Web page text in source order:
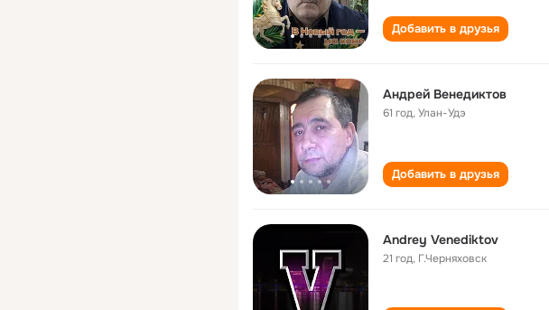
Добавить в друзья
Андрей Венедиктов
61 год,Улан-Удэ
Добавить в друзья
Andrey Venediktov
21 год, Г.Черняховск